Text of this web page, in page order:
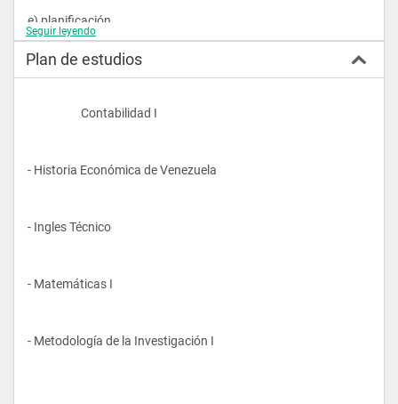
e) planificación.
g) auditoria.
equivalentes para alcanzar nuevos grados o títulos que
mejoren su capital humano y le permitan una mayor
Seguir leyendo
Plan de estudios
                    Contabilidad I
- Historia Económica de Venezuela
- Ingles Técnico
- Matemáticas I
- Metodología de la Investigación I